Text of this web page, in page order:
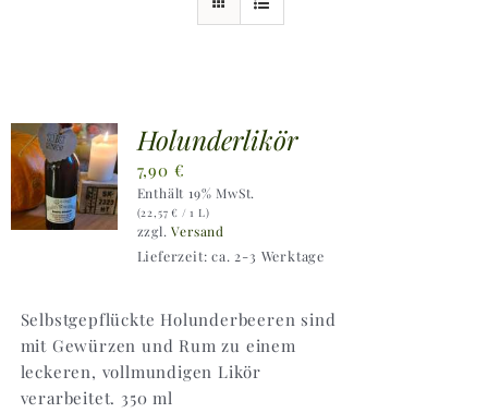
Anfahrt + Kontakt
Holunderlikör
7,90 €
Enthält 19% MwSt.
(22,57€ / 1 L)
zzgl.Versand
Lieferzeit: ca. 2-3 Werktage
Selbstgepflückte Holunderbeeren sind
mit Gewürzen und Rum zu einem
leckeren, vollmundigen Likör
verarbeitet. 350 ml